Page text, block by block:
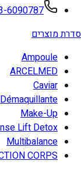
6090787
סדרת מוצרים
Ampoule
ARCELMED
Caviar
Démaquillante
Make-Up
Lift Detox
Multibalance
CORPS